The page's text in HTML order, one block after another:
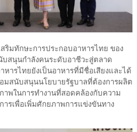
ทักษะการประกอบอาหารไทย ของ
สนุนกำลังคนระดับอาชีวะสู่ตลาด
หารไทยยังเป็นอาหารที่มีชื่อเสียงและได้
มสนับสนุนนโยบายรัฐบาลที่ต้องการผลิต
พในการทำงานที่สอดคล้องกับความ
ารเพื่อเพิ่มศักยภาพการแข่งขันทาง